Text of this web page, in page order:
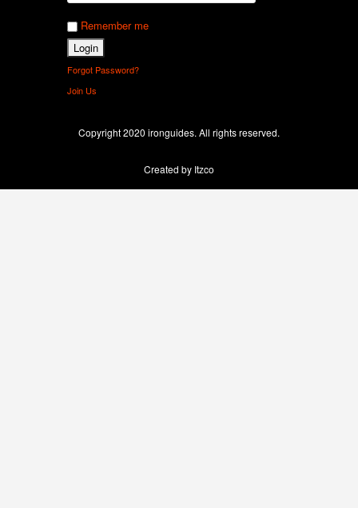
Remember me
Forgot Password?
Join Us
Copyright 2020 ironguides. All rights reserved.
Created by Itzco